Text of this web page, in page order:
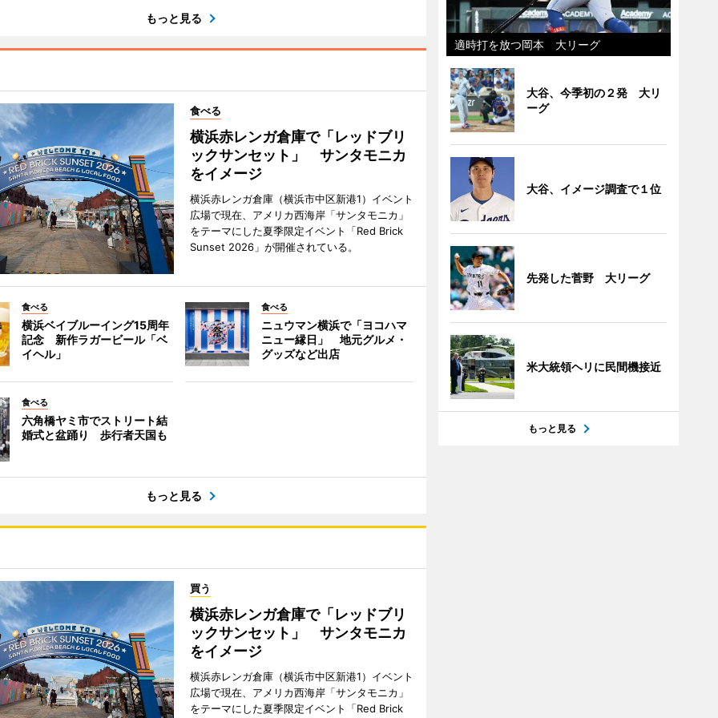
もっと見る
食べる
横浜赤レンガ倉庫で「レッドブリ
ックサンセット」 サンタモニカ
をイメージ
横浜赤レンガ倉庫（横浜市中区新港1）イベント
広場で現在、アメリカ西海岸「サンタモニカ」
をテーマにした夏季限定イベント「Red Brick
Sunset 2026」が開催されている。
食べる
横浜ベイブルーイング15周年
記念 新作ラガービール「ベ
イヘル」
食べる
ニュウマン横浜で「ヨコハマ
ニュー縁日」 地元グルメ・
グッズなど出店
食べる
六角橋ヤミ市でストリート結
婚式と盆踊り 歩行者天国も
もっと見る
買う
横浜赤レンガ倉庫で「レッドブリ
ックサンセット」 サンタモニカ
をイメージ
横浜赤レンガ倉庫（横浜市中区新港1）イベント
広場で現在、アメリカ西海岸「サンタモニカ」
をテーマにした夏季限定イベント「Red Brick
適時打を放つ岡本 大リーグ
大谷、今季初の２発 大リ
ーグ
大谷、イメージ調査で１位
先発した菅野 大リーグ
米大統領ヘリに民間機接近
もっと見る